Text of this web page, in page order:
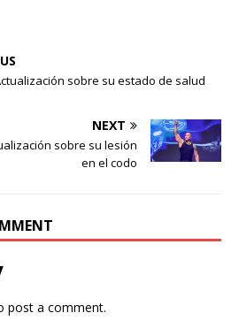
sobre su estado de salud
NEXT
sobre su lesión
en el codo
post a comment.